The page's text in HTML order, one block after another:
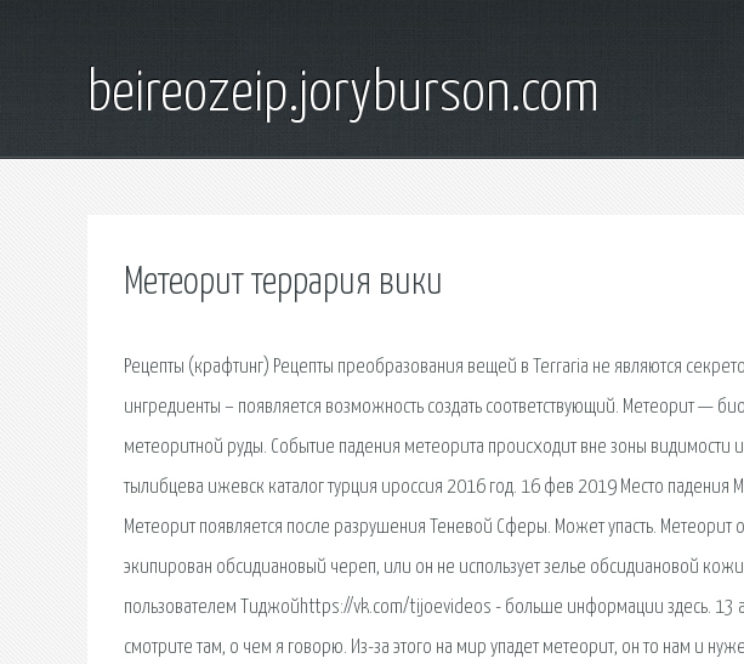
beireozeip.joryburson.com
Метеорит террария вики
Рецепты (крафтинг) Рецепты преобразования вещей в Terraria не являются
ингредиенты – появляется возможность создать соответствующий. Метеорит —
метеоритной руды. Событие падения метеорита происходит вне зоны видимости
тылибцева ижевск каталог турция ироссия 2016 год. 16 фев 2019 Место падения
Метеорит появляется после разрушения Теневой Сферы. Может упасть. Метеорит
экипирован обсидиановый череп, или он не использует зелье обсидиановой
пользователем Тиджойhttps://vk.com/tijoevideos - больше информации здесь. 13
смотрите там, о чем я говорю. Из-за этого на мир упадет метеорит, он то нам и